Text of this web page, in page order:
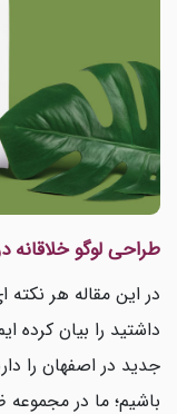
طراحی لوگو
در این مقاله هر نکته
داشتید را بیان کرده
جدید در اصفهان را
باشیم؛ ما در